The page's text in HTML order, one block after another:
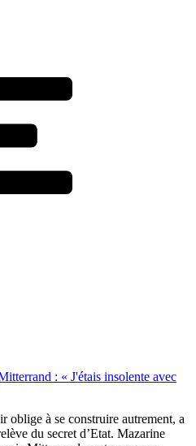
: « J'étais insolente avec
oblige à se construire autrement, a
du secret d’Etat. Mazarine